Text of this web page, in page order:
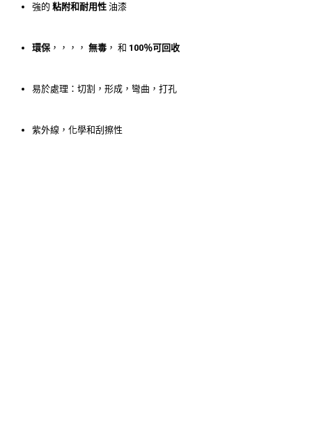
強的 粘附和耐用性 油漆
環保 ，，，， 無毒 ， 和 100％可回收
易於處理：切割，形成，彎曲，打孔
紫外線，化學和刮擦性